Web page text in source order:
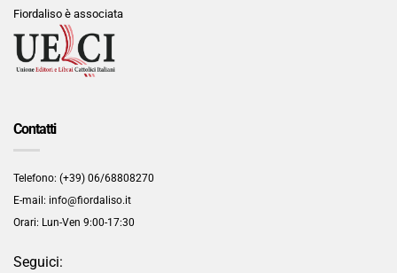
Fiordaliso è associata
Contatti
Telefono: (+39) 06/68808270
E-mail: info@fiordaliso.it
Orari: Lun-Ven 9:00-17:30
Seguici: